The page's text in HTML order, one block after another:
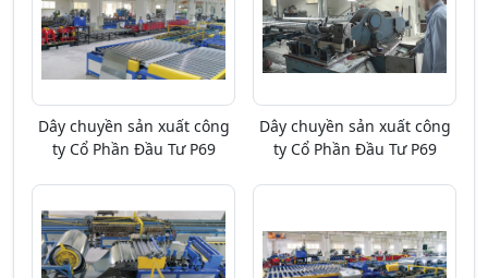
Dây chuyền sản xuất công
ty Cổ Phần Đầu Tư P69
Dây chuyền sản xuất công
ty Cổ Phần Đầu Tư P69